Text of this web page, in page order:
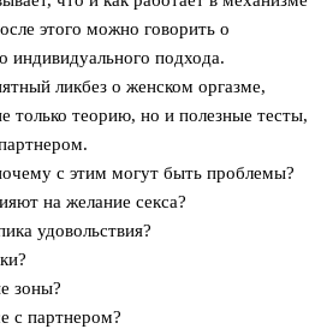
этого можно говорить о
индивидуального подхода.
ликбез о женском оргазме,
только теорию, но и полезные тесты,
с этим могут быть проблемы?
на желание секса?
удовольствия?
зоны?
с партнером?